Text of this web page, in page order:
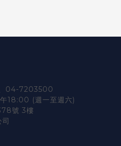
04-7203500
18:00 (週一至週六)
號 3樓